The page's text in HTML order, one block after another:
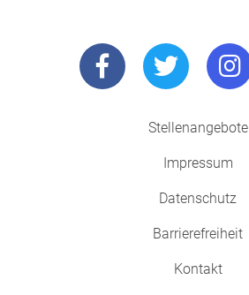
Stellenangebote
Impressum
Datenschutz
Barrierefreiheit
Kontakt